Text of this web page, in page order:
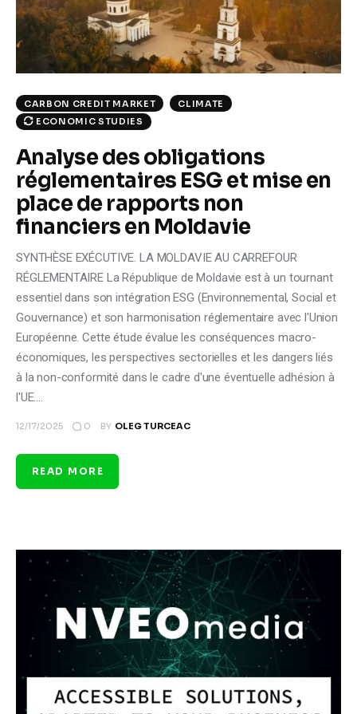
Climate
Markets
Tech
Reports
Shop
CARBON CREDIT MARKET
CLIMATE
ECONOMIC STUDIES
Analyse des obligations
réglementaires ESG et mise en
place de rapports non
financiers en Moldavie
SYNTHÈSE EXÉCUTIVE. LA MOLDAVIE AU CARREFOUR
RÉGLEMENTAIRE La République de Moldavie est à un tournant
essentiel dans son intégration ESG (Environnemental, Social et
Gouvernance) et son harmonisation réglementaire avec l'Union
Européenne. Cette étude évalue les conséquences macro-
économiques, les perspectives sectorielles et les dangers liés
à la non-conformité dans le cadre d'une éventuelle adhésion à
l'UE.…
12/17/2025 0 BY OLEG TURCEAC
READ MORE